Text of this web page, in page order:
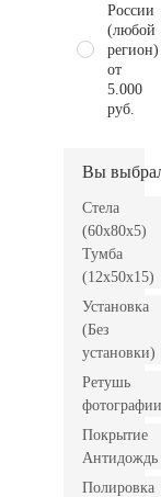
России
(любой
регион)
от
5.000
руб.
Вы
Стела
(60x80x5)
Тумба
(12x50x15)
Установка
(Без
установки)
Ретушь
фотографии
Покрытие
Антидождь
Полировка